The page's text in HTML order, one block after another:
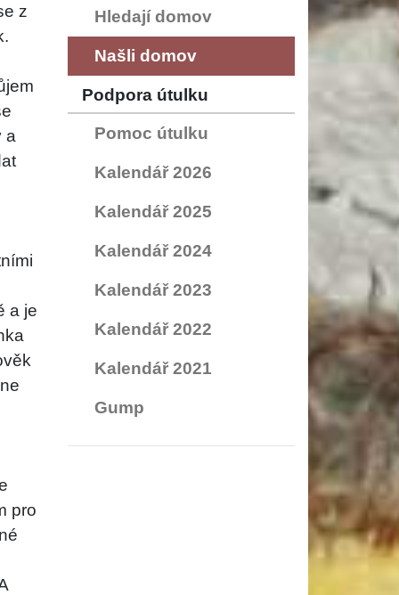
z
a
a je
pro
Hledají domov
Našli domov
Podpora útulku
Pomoc útulku
Kalendář 2026
Kalendář 2025
Kalendář 2024
Kalendář 2023
Kalendář 2022
Kalendář 2021
Gump